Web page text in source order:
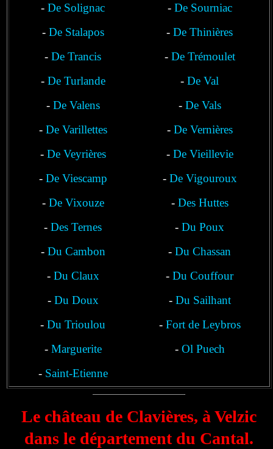
-De Solignac - De Sourniac
- De Stalapos -De Thinières
-De Trancis - De Trémoulet
- De Turlande -De Val
- De Valens - De Vals
- De Varillettes - De Vernières
- De Veyrières - De Vieillevie
- De Viescamp - De Vigouroux
- De Vixouze - Des Huttes
-Des Ternes -Du Poux
- Du Cambon -Du Chassan
- Du Claux -Du Couffour
- Du Doux - Du Sailhant
-Du Trioulou - Fort de Leybros
- Marguerite - Ol Puech
- Saint-Etienne
Le château de Clavières, à Velzic
dans le département du Cantal.